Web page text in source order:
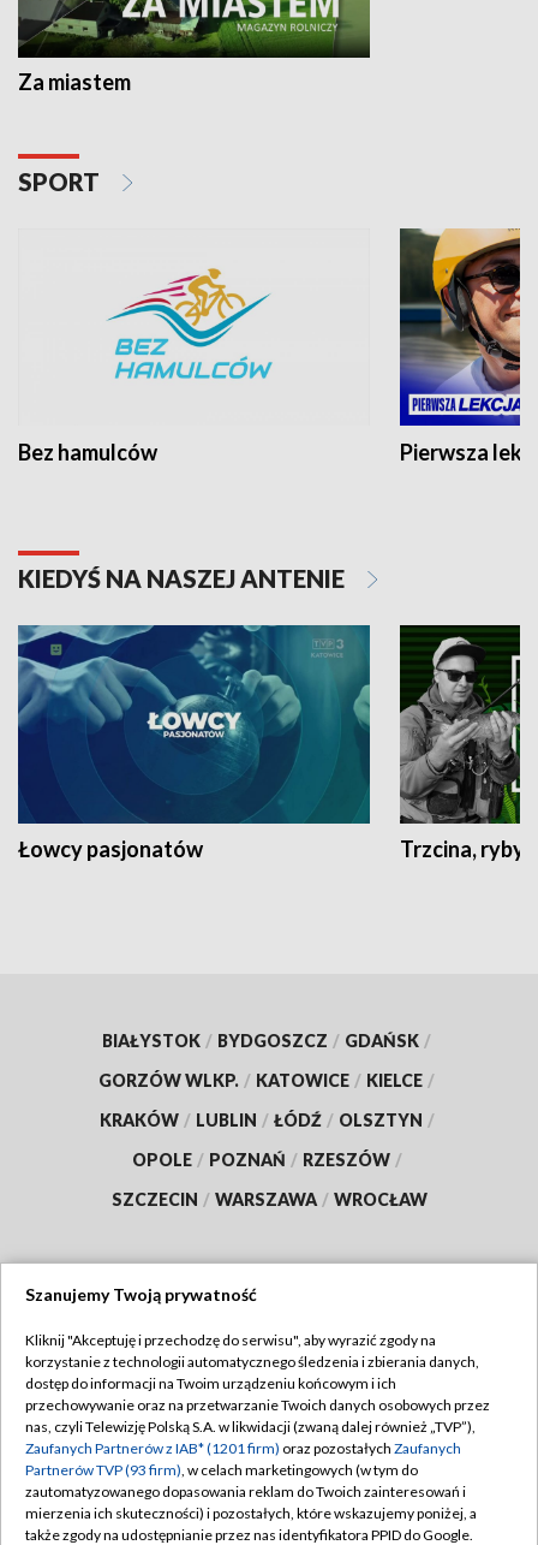
Za miastem
SPORT
Bez hamulców Pierwsza
KIEDYŚ NA NASZEJ ANTENIE
Łowcy pasjonatów Trzcina, ryby
BIAŁYSTOK / BYDGOSZCZ / GDAŃSK /
GORZÓW WLKP. / KATOWICE / KIELCE /
KRAKÓW / LUBLIN / ŁÓDŹ / OLSZTYN /
OPOLE / POZNAŃ / RZESZÓW /
SZCZECIN / WARSZAWA / WROCŁAW
TVP
Abonament TVP
Emisja w TVP
Centrum informacji TVP
Naziemna Telewizja Cyfrowa
Regulamin TVP
Polityka prywatności
Moje zgody
Pomoc
Szanujemy Twoją prywatność
Kliknij "Akceptuję i przechodzę do serwisu", aby wyrazić zgody na
korzystanie z technologii automatycznego śledzenia i zbierania danych,
dostęp do informacji na Twoim urządzeniu końcowym i ich
przechowywanie oraz na przetwarzanie Twoich danych osobowych przez
nas, czyli Telewizję Polską S.A. w likwidacji (zwaną dalej również „TVP”),
Zaufanych Partnerów z IAB* (1201 firm) oraz pozostałych Zaufanych
Partnerów TVP (93 firm), w celach marketingowych (w tym do
zautomatyzowanego dopasowania reklam do Twoich zainteresowań i
mierzenia ich skuteczności) i pozostałych, które wskazujemy poniżej, a
także zgody na udostępnianie przez nas identyfikatora PPID do Google.